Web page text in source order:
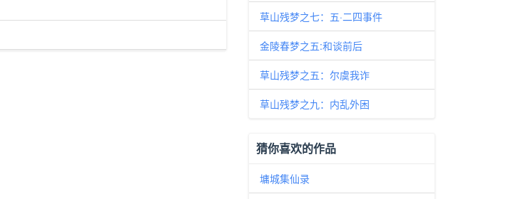
草山残梦之七：五·二四事件
金陵春梦之五:和谈前后
草山残梦之五：尔虞我诈
草山残梦之九：内乱外困
猜你喜欢的作品
墉城集仙录